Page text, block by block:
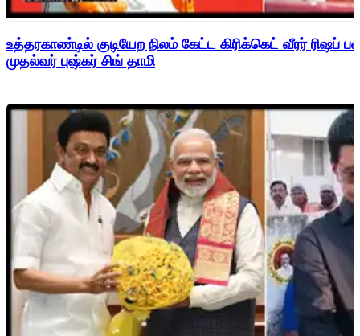
உத்தரகாண்டில் குடியேற நிலம் கேட்ட கிரிக்கெட் வீரர்
முதல்வர் புஷ்கர் சிங் தாமி